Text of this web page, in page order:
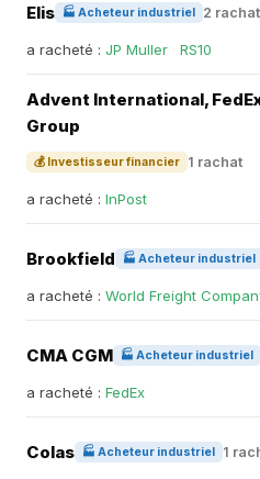
Elis 🏭 Acheteur industriel 2
a racheté : JP Muller RS10
Advent International,
Group
💰 Investisseur financier 1 rachat
a racheté : InPost
Brookfield 🏭 Acheteur industriel
a racheté : World Freight
CMA CGM 🏭 Acheteur industriel
a racheté : FedEx
Colas 🏭 Acheteur industriel 1